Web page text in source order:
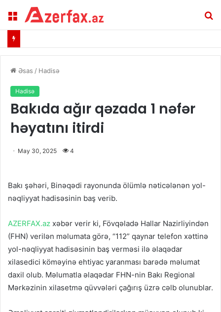
Menu
Əsas / Hadisə
Hadisə
Bakıda ağır qəzada 1 nəfər
həyatını itirdi
May 30, 2025 4
Bakı şəhəri, Binəqədi rayonunda ölümlə nəticələnən yol-
nəqliyyat hadisəsinin baş verib.
AZERFAX.az xəbər verir ki, Fövqəladə Hallar Nazirliyindən
(FHN) verilən məlumata görə, “112” qaynar telefon xəttinə
yol-nəqliyyat hadisəsinin baş verməsi ilə əlaqədar
xilasedici köməyinə ehtiyac yaranması barədə məlumat
daxil olub. Məlumatla əlaqədar FHN-nin Bakı Regional
Mərkəzinin xilasetmə qüvvələri çağırış üzrə cəlb olunublar.